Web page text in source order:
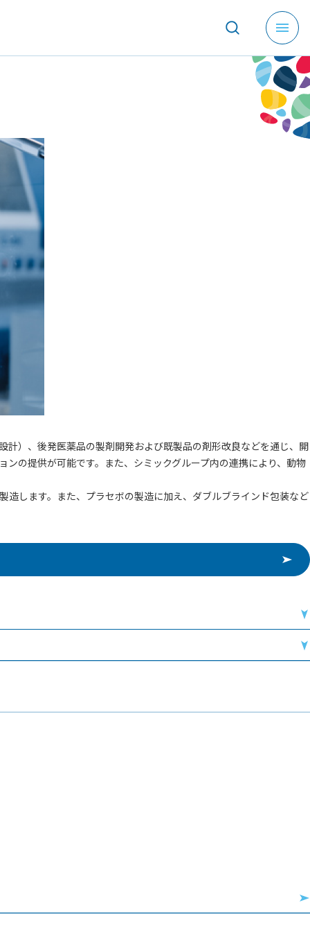
メ
ニ
ュ
ー
を
開
く
）、後発医薬品の製剤開発および既製品の剤形改良などを通じ、開
の提供が可能です。また、シミックグループ内の連携により、動物
します。また、プラセボの製造に加え、ダブルブラインド包装など